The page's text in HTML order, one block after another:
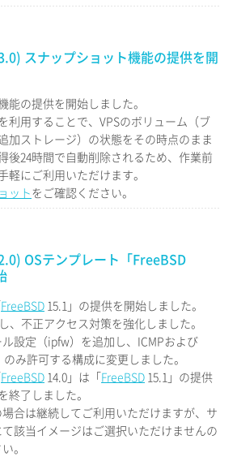
スナップショット機能の提供を開
能の提供を開始しました。
利用することで、VPSのボリューム（ブ
加ストレージ）の状態をその時点のまま
後24時間で自動削除されるため、作業前
軽にご利用いただけます。
ットをご確認ください。
OSテンプレート「FreeBSD
FreeBSD 15.1」の提供を開始しました。
、不正アクセス対策を強化しました。
設定（ipfw）を追加し、ICMPおよび
のみ許可する構成に変更しました。
FreeBSD 14.0」は「FreeBSD 15.1」の提供
終了しました。
合は継続してご利用いただけますが、サ
該当イメージはご選択いただけませんの
。